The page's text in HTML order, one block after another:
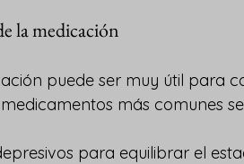
la medicación
puede ser muy útil para
más comunes
para equilibrar el